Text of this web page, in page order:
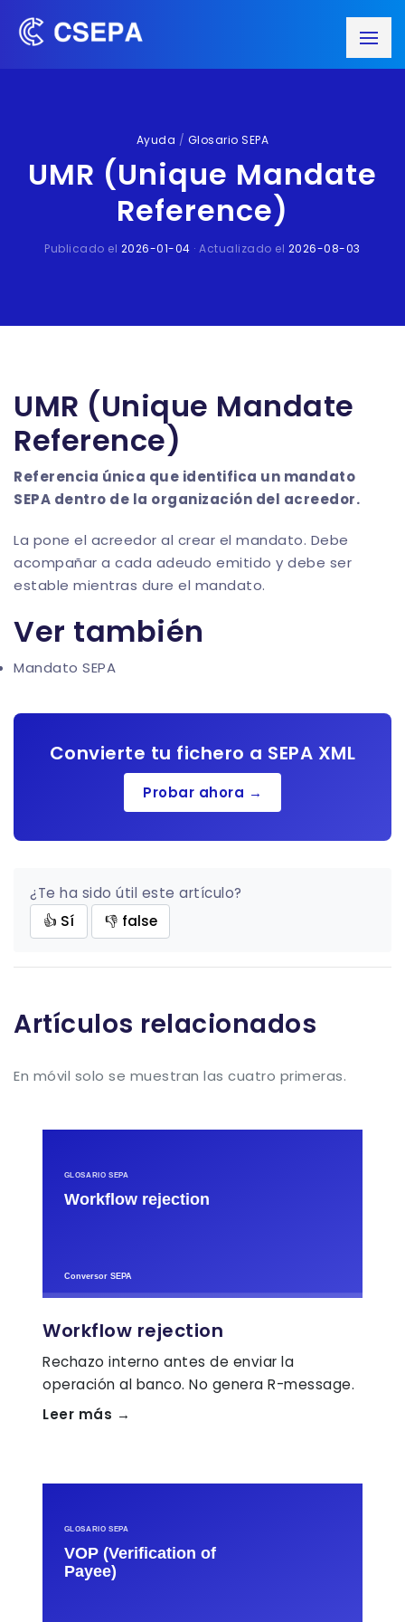
Ayuda / Glosario SEPA
UMR (Unique Mandate
Reference)
Publicado el 2026-01-04 · Actualizado el 2026-08-03
UMR (Unique Mandate
Reference)
Referencia única que identifica un mandato
SEPA dentro de la organización del acreedor.
La pone el acreedor al crear el mandato. Debe
acompañar a cada adeudo emitido y debe ser
estable mientras dure el mandato.
Ver también
Mandato SEPA
Convierte tu fichero a SEPA XML
Probar ahora →
¿Te ha sido útil este artículo?
👍 Sí
👎 false
Artículos relacionados
En móvil solo se muestran las cuatro primeras.
Workflow rejection
Rechazo interno antes de enviar la
operación al banco. No genera R-message.
Leer más →